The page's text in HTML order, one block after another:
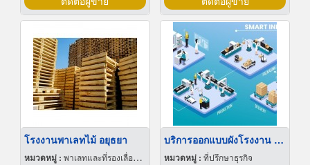
โรงงานพาเลทไม้ อยุธยา
หมวดหมู่ : พาเลทและที่รองเลื่อนกะบะ
บริการออกแบบผังโรงงาน Lay out
หมวดหมู่ : ที่ปรึกษาธุรกิจ